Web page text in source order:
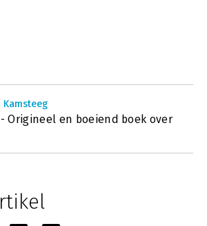
Kamsteeg
Origineel en boeiend boek over